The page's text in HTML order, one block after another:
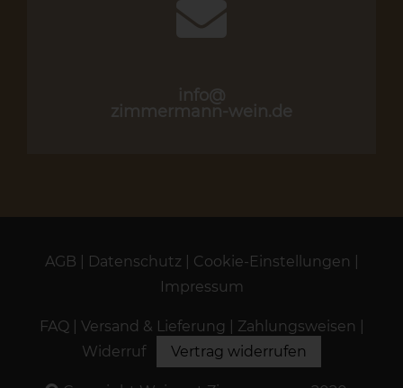
info@
zimmermann-wein.de
AGB Datenschutz Cookie-Einstellungen
Impressum
FAQ Versand & Lieferung Zahlungsweisen
Widerruf
Vertrag widerrufen